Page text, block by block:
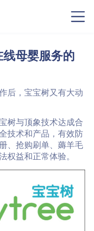
母婴服务的
后，宝宝树又有大动
树与顶象技术达成合
技术和产品，有效防
、抢购刷单、薅羊毛
权益和正常体验。